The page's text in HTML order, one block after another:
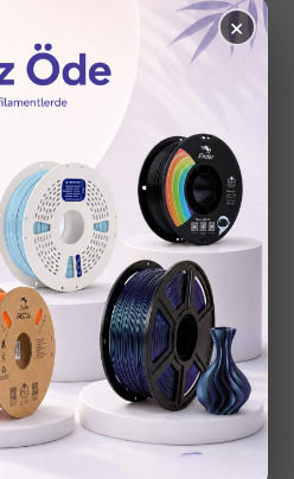
ve yüksek kaliteli PLA
sayede baskılarınızda:
×